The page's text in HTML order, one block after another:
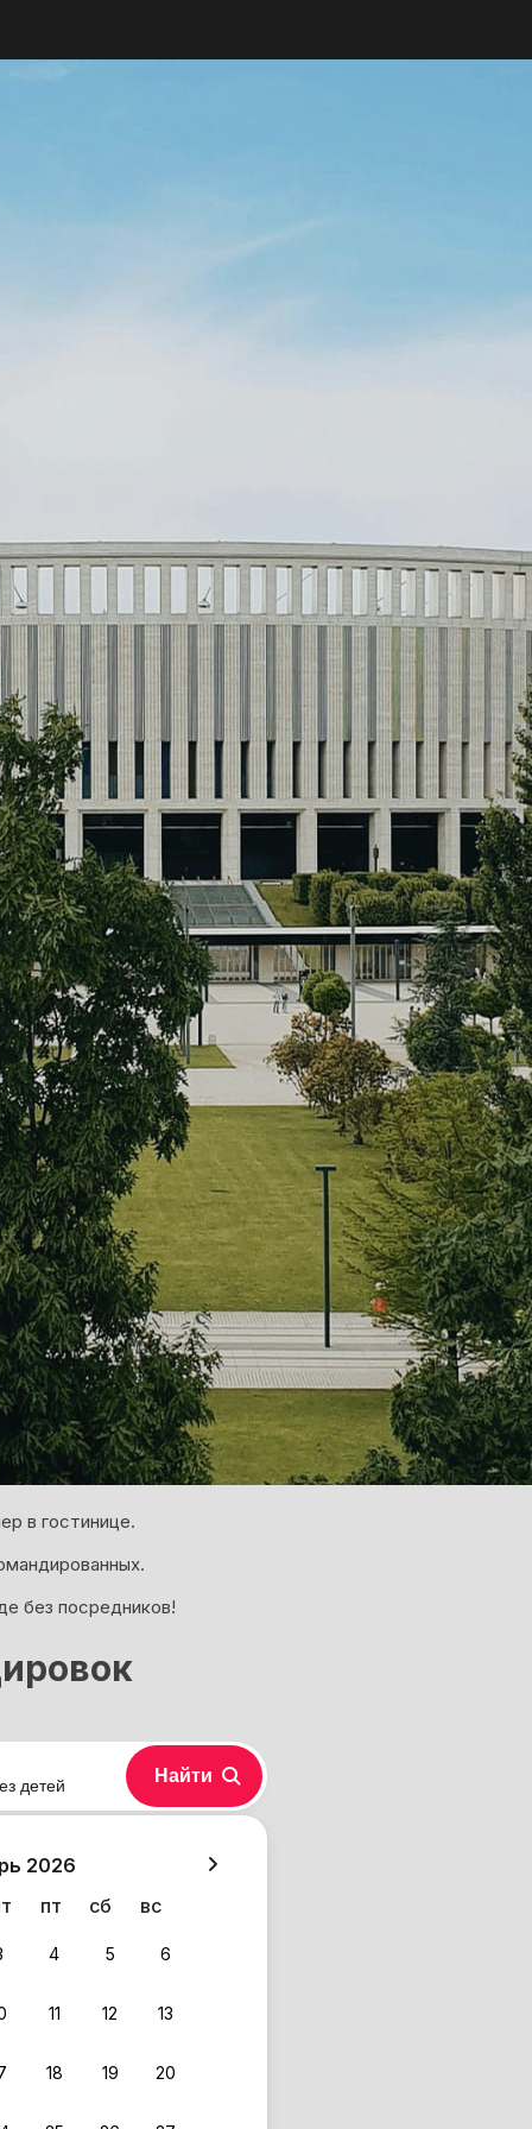
в гостинице.
без посредников!
2026
пт сб вс
4 5 6
11 12 13
18 19 20
детей Найти